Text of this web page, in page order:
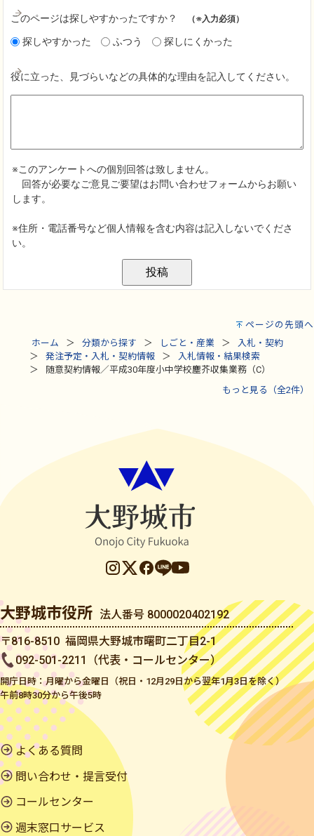
ページの先頭へ
ホーム
分類から探す しごと・産業
入札・契約
発注予定・入札・契約情報
入札情報・結果検索
随意契約情報／平成30年度小中学校塵芥収集業務（C）
もっと見る（全2件）
大野城市役所 法人番号 8000020402192
〒816-8510 福岡県大野城市曙町二丁目2-1
092-501-2211（代表・コールセンター）
開庁日時：月曜から金曜日（祝日・12月29日から翌年1月3日を除く）
午前8時30分から午後5時
よくある質問
問い合わせ・提言受付
コールセンター
週末窓口サービス